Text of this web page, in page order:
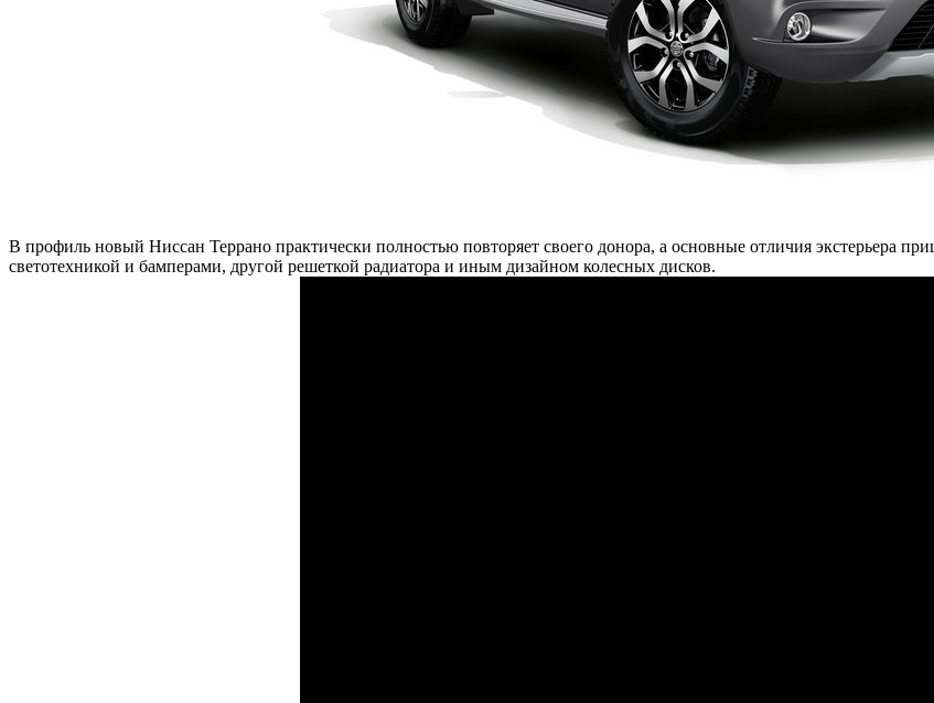
В профиль новый Ниссан Террано практически полностью повторяет своего донора, а основные отличия экстерьера
светотехникой и бамперами, другой решеткой радиатора и иным дизайном колесных дисков.